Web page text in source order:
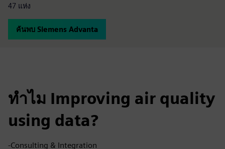
47 แห่ง
ค้นพบ Siemens Advanta
ทำไม Improving air quality
using data?
-Consulting & Integration